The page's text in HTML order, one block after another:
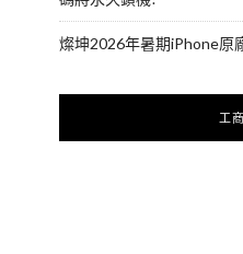
燦坤2026年暑期iPhone原
工